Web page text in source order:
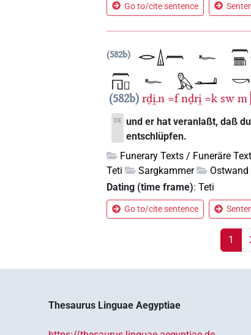
Go to/cite sentence
582b
582b rḏi̯.n =f nḏri̯ =k sw m
DE und er hat veranlaßt, daß
entschlüpfen.
Funerary Texts / Funeräre
Teti
Sargkammer Ostwand
Dating (time frame):Teti
Go to/cite sentence
1
Thesaurus Linguae Aegyptiae